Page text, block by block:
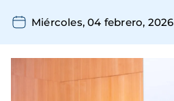
Miércoles, 04 febrero, 2026